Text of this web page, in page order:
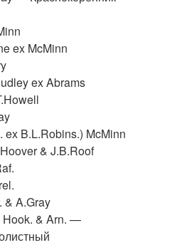
ex McMinn
ex Abrams
ex B.L.Robins.) McMinn
& J.B.Roof
& A.Gray
Hook. & Arn. —